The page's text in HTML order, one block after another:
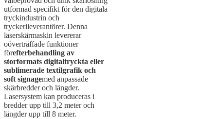
utformad specifikt för den digitala
tryckindustrin och
tryckerileverantörer. Denna
laserskärmaskin levererar
oöverträffade funktioner
förefterbehandling av
storformats digitaltryckta eller
sublimerade textilgrafik och
soft signagemed anpassade
skärbredder och längder.
Lasersystem kan produceras i
bredder upp till 3,2 meter och
längder upp till 8 meter.